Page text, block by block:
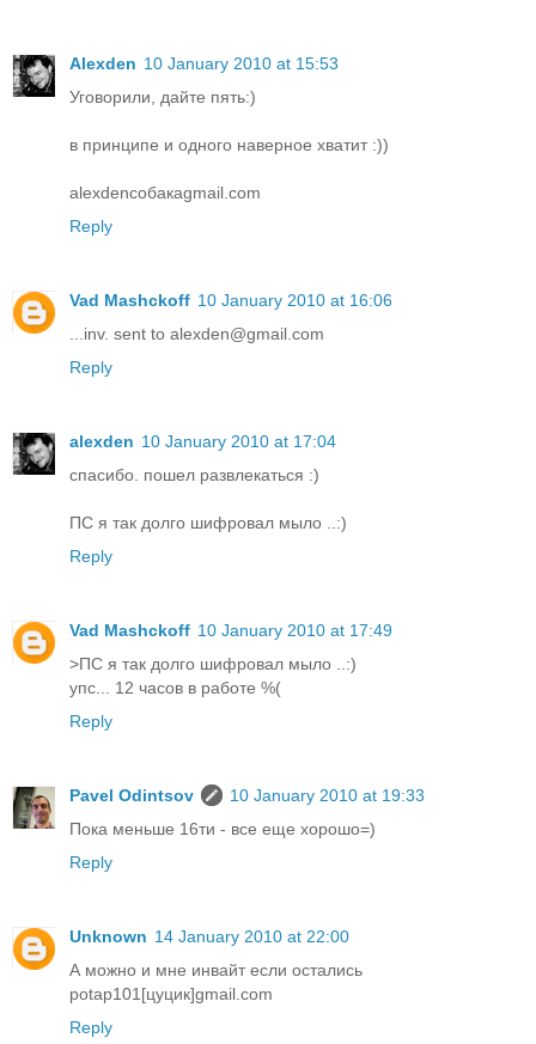
Alexden 10 January 2010 at 15:53
Уговорили, дайте пять:)
в принципе и одного наверное хватит :))
alexdenсобакаgmail.com
Reply
Vad Mashckoff 10 January 2010 at 16:06
...inv. sent to alexden@gmail.com
Reply
alexden 10 January 2010 at 17:04
спасибо. пошел развлекаться :)
ПС я так долго шифровал мыло ..:)
Reply
Vad Mashckoff 10 January 2010 at 17:49
>ПС я так долго шифровал мыло ..:)
упс... 12 часов в работе %(
Reply
Pavel Odintsov
10 January 2010 at 19:33
Пока меньше 16ти - все еще хорошо=)
Reply
Unknown 14 January 2010 at 22:00
А можно и мне инвайт если остались
potap101[цуцик]gmail.com
Reply